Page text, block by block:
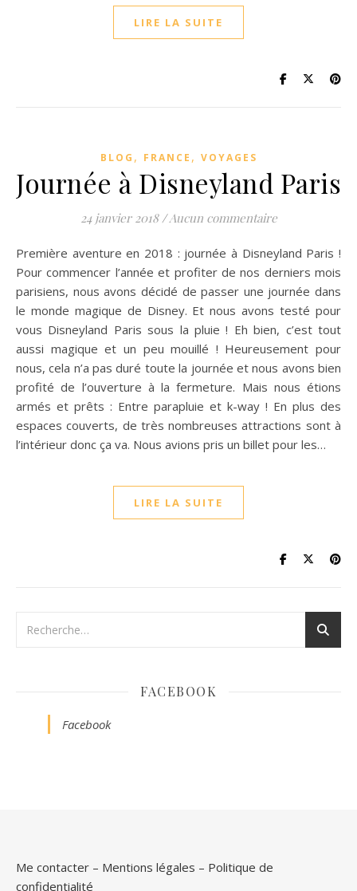
LIRE LA SUITE
BLOG , FRANCE , VOYAGES
Journée à Disneyland Paris
24 janvier 2018 /Aucun commentaire
Première aventure en 2018 : journée à Disneyland Paris !
Pour commencer l’année et profiter de nos derniers mois
parisiens, nous avons décidé de passer une journée dans
le monde magique de Disney. Et nous avons testé pour
vous Disneyland Paris sous la pluie ! Eh bien, c’est tout
aussi magique et un peu mouillé ! Heureusement pour
nous, cela n’a pas duré toute la journée et nous avons bien
profité de l’ouverture à la fermeture. Mais nous étions
armés et prêts : Entre parapluie et k-way ! En plus des
espaces couverts, de très nombreuses attractions sont à
l’intérieur donc ça va. Nous avions pris un billet pour les…
LIRE LA SUITE
FACEBOOK
Facebook
Me contacter – Mentions légales – Politique de
confidentialité